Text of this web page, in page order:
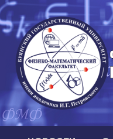
Перейти
к
содержимому